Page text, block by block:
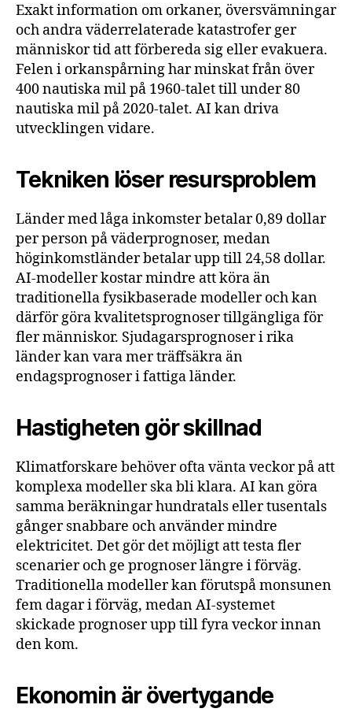
Exakt information om orkaner, översvämningar
och andra väderrelaterade katastrofer ger
människor tid att förbereda sig eller evakuera.
Felen i orkanspårning har minskat från över
400 nautiska mil på 1960-talet till under 80
nautiska mil på 2020-talet. AI kan driva
utvecklingen vidare.
Tekniken löser resursproblem
Länder med låga inkomster betalar 0,89 dollar
per person på väderprognoser, medan
höginkomstländer betalar upp till 24,58 dollar.
AI-modeller kostar mindre att köra än
traditionella fysikbaserade modeller och kan
därför göra kvalitetsprognoser tillgängliga för
fler människor. Sjudagarsprognoser i rika
länder kan vara mer träffsäkra än
endagsprognoser i fattiga länder.
Hastigheten gör skillnad
Klimatforskare behöver ofta vänta veckor på att
komplexa modeller ska bli klara. AI kan göra
samma beräkningar hundratals eller tusentals
gånger snabbare och använder mindre
elektricitet. Det gör det möjligt att testa fler
scenarier och ge prognoser längre i förväg.
Traditionella modeller kan förutspå monsunen
fem dagar i förväg, medan AI-systemet
skickade prognoser upp till fyra veckor innan
den kom.
Ekonomin är övertygande